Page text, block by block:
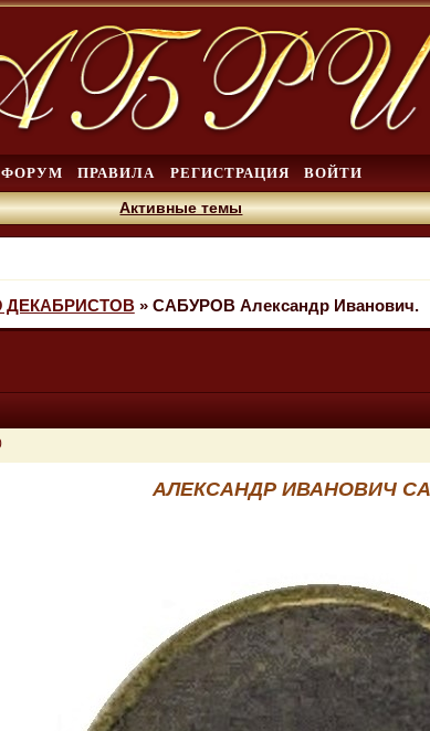
ФОРУМ ПРАВИЛА РЕГИСТРАЦИЯ ВОЙТИ
Активные темы
» САБУРОВ Александр Иванович.
АЛЕКСАНДР ИВАНОВИЧ